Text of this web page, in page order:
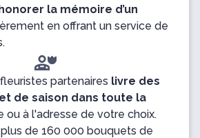
la mémoire d’un
en offrant un service de
partenaires livre des
de saison dans toute la
ou à l'adresse de votre choix.
de 160 000 bouquets de